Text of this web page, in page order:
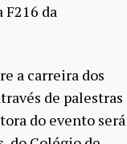
F216 da
a carreira dos
de palestras
do evento será